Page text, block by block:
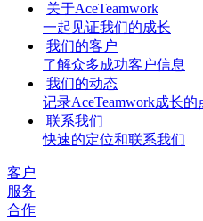
关于AceTeamwork
一起见证我们的成长
我们的客户
了解众多成功客户信息
我们的动态
记录AceTeamwork成长的
联系我们
快速的定位和联系我们
客户
服务
合作